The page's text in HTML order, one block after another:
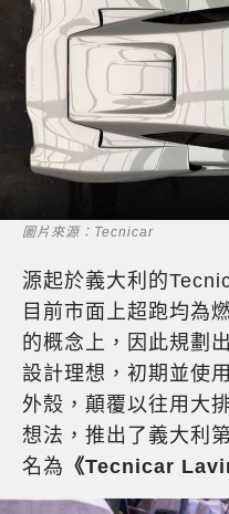
圖片來源：Tecnicar
源起於義大利的
目前市面上超跑均為
的概念上，因此規劃
設計理想，初期並使
外殼，顛覆以往用大
想法，推出了義大利
名為 《Tecnicar